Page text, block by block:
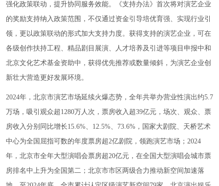
强化政策联动，提升协同服务效能。《支持办法》首次将对演艺企业
的奖励支持纳入政策范围，不仅通过资金引导培优育强、实现行业引
领，更以政策联动的形式加大支持力度。获得支持的演艺企业，可在
各级创作扶持工程、精品剧目展演、人才培养及引进等项目申报中和
北京文化艺术基金资助中，获得优先推荐或数量倾斜，为演艺企业创
新壮大营造更好发展环境。
2024年，北京市演艺市场延续火爆态势，全年共举办营业性演出约5.7
万场，吸引观众超1280万人次，票房收入超39亿元，场次、观众、票
房收入分别同比增长15.6%、12.5%、73.6%，国家大剧院、天桥艺术
中心为全国屈指可数的年度票房超2亿剧院，领跑演艺市场；2024
年，北京市全年大型演唱会票房超20亿元，在全国大型演唱会城市票
房排名中上升为全国第二；北京市市区两级合力推动新空间加速落